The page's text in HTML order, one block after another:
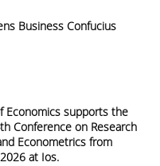
Business Confucius
Economics supports the
Conference on Research
Econometrics from
at Ios.